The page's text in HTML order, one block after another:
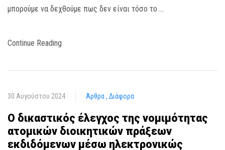
μπορούμε να δεχθούμε πως δεν είναι τόσο το …
Continue Reading
30 Αυγούστου 2024 Άρθρα Διάφορα
Ο δικαστικός έλεγχος της νομιμότητας
ατομικών διοικητικών πράξεων
εκδιδόμενων μέσω ηλεκτρονικώς